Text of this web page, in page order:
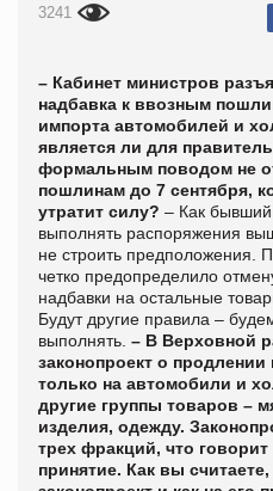
3241
– Кабинет министров
надбавка к ввозным
импорта автомобилей и
является ли для
формальным поводом не
пошлинам до 7 сентября,
утратит силу? – Как
выполнять распоряжения
не строить предположения.
четко предопределило
надбавки на остальные
Будут другие правила –
выполнять. – В Верховной
законопроект о продлении
только на автомобили и
другие группы товаров –
изделия, одежду.
трех фракций, что
принятие. Как вы